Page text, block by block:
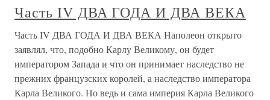
Часть IV ДВА ГОДА И ДВА ВЕКА
Часть IV ДВА ГОДА И ДВА ВЕКА Наполеон открыто
заявлял, что, подобно Карлу Великому, он будет
императором Запада и что он принимает наследство не
прежних французских королей, а наследство императора
Карла Великого. Но ведь и сама империя Карла Великого